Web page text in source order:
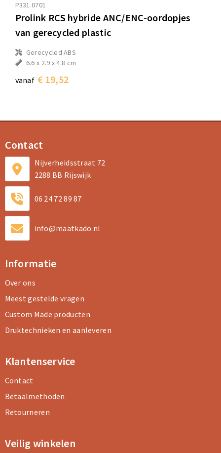
P331.0701
Prolink RCS hybride ANC/ENC-oordopjes
van gerecycled plastic
Gerecycled ABS
6.6 x 2.9 x 4.8 cm
vanaf € 19,52
Contact
Nijverheidsstraat 72
2288 BB Rijswijk
06 24 72 89 87
info@maatkado.nl
Informatie
Over ons
Meest gestelde vragen
Custom Made producten
Druktechnieken en aanleveren
Klantenservice
Contact
Betaalmethoden
Retourneren
Veilig winkelen